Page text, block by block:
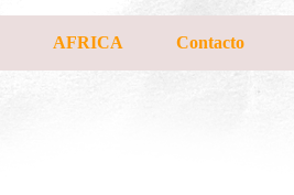
AFRICA Contacto